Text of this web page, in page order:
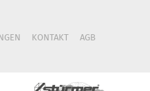
KONTAKT
AGB